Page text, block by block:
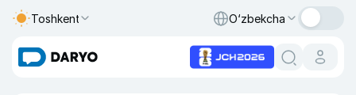
Toshkent O‘zbekcha